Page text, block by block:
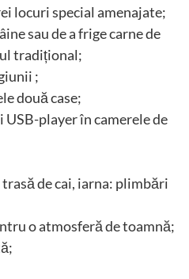
locuri special amenajate;
sau de a frige carne de
tradițional;
;
două case;
player în camerele de
de cai, iarna: plimbări
o atmosferă de toamnă;